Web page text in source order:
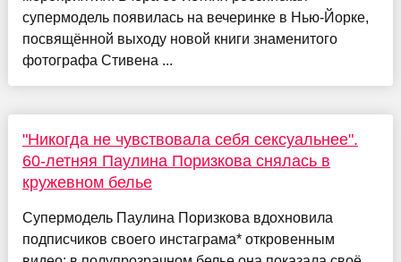
супермодель появилась на вечеринке в Нью-Йорке,
посвящённой выходу новой книги знаменитого
фотографа Стивена ...
"Никогда не чувствовала себя сексуальнее".
60-летняя Паулина Поризкова снялась в
кружевном белье
Супермодель Паулина Поризкова вдохновила
подписчиков своего инстаграма* откровенным